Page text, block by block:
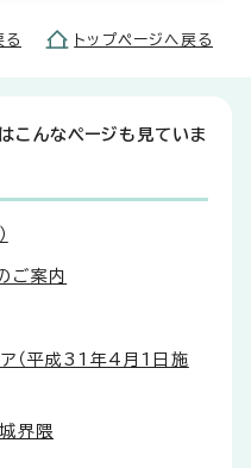
る トップページへ戻る
こんなページも見ていま
ご案内
（平成31年4月1日施
界隈